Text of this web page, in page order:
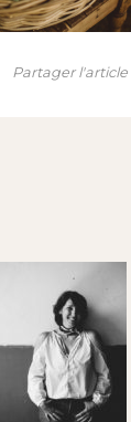
Partager l'article